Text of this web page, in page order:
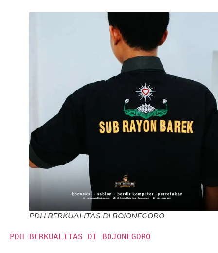
PDH BERKUALITAS DI BOJONEGORO
PDH BERKUALITAS DI BOJONEGORO